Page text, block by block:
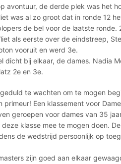
avontuur, de derde plek was het
was al zo groot dat in ronde 12
de bel voor de laatste ronde.
als eerste over de eindstreep,
vooruit en werd 3e.
dicht bij elkaar, de dames. Nadia
2e en 3e.
te wachten om te mogen
Een klassement voor
geroepen voor dames van 35
klasse mee te mogen doen.
de wedstrijd persoonlijk op
zijn goed aan elkaar